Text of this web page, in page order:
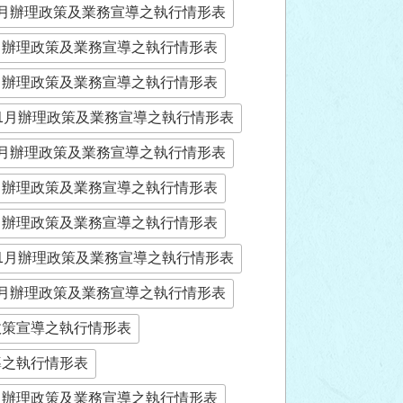
辦理政策及業務宣導之執行情形表
理政策及業務宣導之執行情形表
理政策及業務宣導之執行情形表
辦理政策及業務宣導之執行情形表
辦理政策及業務宣導之執行情形表
理政策及業務宣導之執行情形表
理政策及業務宣導之執行情形表
辦理政策及業務宣導之執行情形表
辦理政策及業務宣導之執行情形表
宣導之執行情形表
執行情形表
理政策及業務宣導之執行情形表